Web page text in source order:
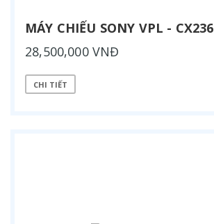
MÁY CHIẾU SONY VPL - CX236
28,500,000 VNĐ
CHI TIẾT